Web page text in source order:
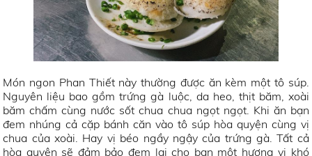
Món ngon Phan Thiết này thường được ăn kèm một tô súp.
Nguyên liệu bao gồm trứng gà luộc, da heo, thịt băm, xoài
băm chấm cùng nước sốt chua chua ngọt ngọt. Khi ăn bạn
đem nhúng cả cặp bánh căn vào tô súp hòa quyện cùng vị
chua của xoài. Hay vị béo ngầy ngậy của trứng gà. Tất cả
hòa quyện sẽ đảm bảo đem lại cho bạn một hương vị khó